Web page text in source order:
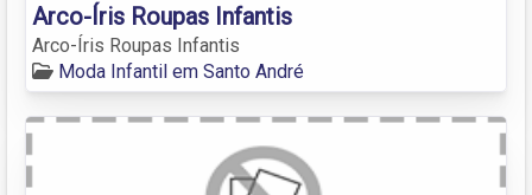
Arco-Íris Roupas Infantis
Arco-Íris Roupas Infantis
Moda Infantil em Santo André